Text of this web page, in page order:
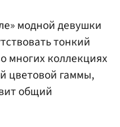
модной девушки
тонкий
многих коллекциях
цветовой гаммы,
общий